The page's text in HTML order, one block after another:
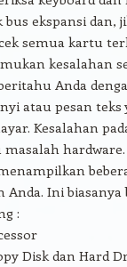
ekspansi dan,
semua kartu
kesalahan
Anda
atau pesan
Kesalahan
masalah hardware.
Anda. Ini
:
Disk dan Hard